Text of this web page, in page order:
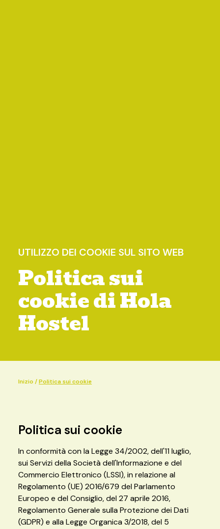
UTILIZZO DEI COOKIE SUL SITO WEB
Politica sui
cookie di Hola
Hostel
Inizio /Politica sui cookie
Politica sui cookie
In conformità con la Legge 34/2002, dell'11 luglio,
sui Servizi della Società dell'Informazione e del
Commercio Elettronico (LSSI), in relazione al
Regolamento (UE) 2016/679 del Parlamento
Europeo e del Consiglio, del 27 aprile 2016,
Regolamento Generale sulla Protezione dei Dati
(GDPR) e alla Legge Organica 3/2018, del 5